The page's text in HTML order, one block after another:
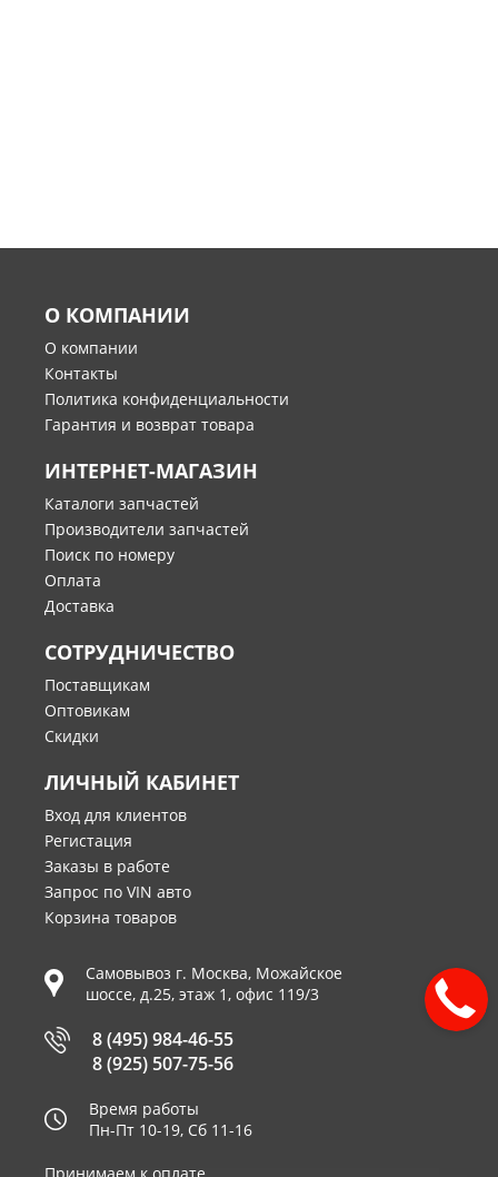
О КОМПАНИИ
О компании
Контакты
Политика конфиденциальности
Гарантия и возврат товара
ИНТЕРНЕТ-МАГАЗИН
Каталоги запчастей
Производители запчастей
Поиск по номеру
Оплата
Доставка
СОТРУДНИЧЕСТВО
Поставщикам
Оптовикам
Скидки
ЛИЧНЫЙ КАБИНЕТ
Вход для клиентов
Регистация
Заказы в работе
Запрос по VIN авто
Корзина товаров
Самовывоз г. Москва, Можайское
шоссе, д.25, этаж 1, офис 119/3
8 (495) 984-46-55
8 (925) 507-75-56
Время работы
Пн-Пт 10-19, Сб 11-16
Принимаем к оплате